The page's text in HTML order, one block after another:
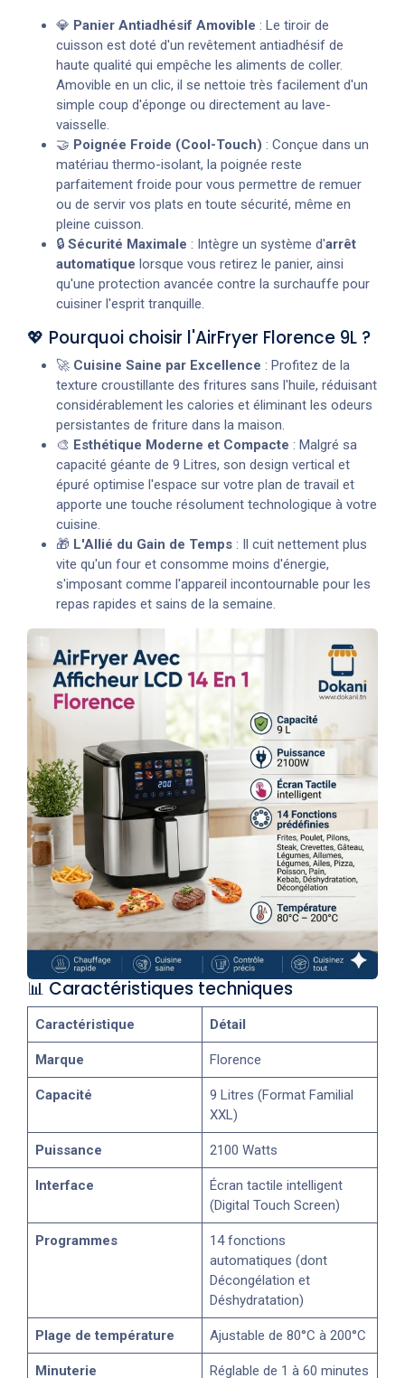
💎 Panier Antiadhésif Amovible : Le tiroir de
cuisson est doté d'un revêtement antiadhésif de
haute qualité qui empêche les aliments de coller.
Amovible en un clic, il se nettoie très facilement d'un
simple coup d'éponge ou directement au lave-
vaisselle.
🤝 Poignée Froide (Cool-Touch) : Conçue dans un
matériau thermo-isolant, la poignée reste
parfaitement froide pour vous permettre de remuer
ou de servir vos plats en toute sécurité, même en
pleine cuisson.
🔒 Sécurité Maximale : Intègre un système d'arrêt
automatique lorsque vous retirez le panier, ainsi
qu'une protection avancée contre la surchauffe pour
cuisiner l'esprit tranquille.
💖 Pourquoi choisir l'AirFryer Florence 9L ?
🚀 Cuisine Saine par Excellence : Profitez de la
texture croustillante des fritures sans l'huile, réduisant
considérablement les calories et éliminant les odeurs
persistantes de friture dans la maison.
🎨 Esthétique Moderne et Compacte : Malgré sa
capacité géante de 9 Litres, son design vertical et
épuré optimise l'espace sur votre plan de travail et
apporte une touche résolument technologique à votre
cuisine.
🎁 L'Allié du Gain de Temps : Il cuit nettement plus
vite qu'un four et consomme moins d'énergie,
s'imposant comme l'appareil incontournable pour les
repas rapides et sains de la semaine.
📊 Caractéristiques techniques
Caractéristique Détail
Marque Florence
Capacité
9 Litres (Format Familial
XXL)
Puissance 2100 Watts
Interface
Écran tactile intelligent
(Digital Touch Screen)
Programmes
14 fonctions
automatiques (dont
Décongélation et
Déshydratation)
Plage de température Ajustable de 80°C à 200°C
Minuterie Réglable de 1 à 60 minutes